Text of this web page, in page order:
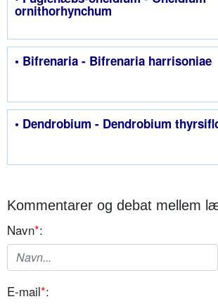
ornithorhynchum
• Bifrenaria - Bifrenaria harrisoniae
• Dendrobium - Dendrobium
Kommentarer og debat mellem
Navn*:
E-mail*: